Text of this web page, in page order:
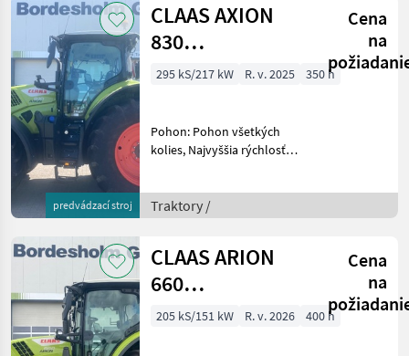
predvádzací stroj
CLAAS AXION
830
*Garantieverlängerung*
Cena
na
295 kS/217 kW R. v. 2025 350 h
Pohon: Pohon všetkých
kolies, Najvyššia rýchlosť
540/750/1000 Traktory
Tradičný traktor
Traktory /
CLAAS ARION
660
*Garantieverlängerung*
Cena
na
205 kS/151 kW R. v. 2026 400 h